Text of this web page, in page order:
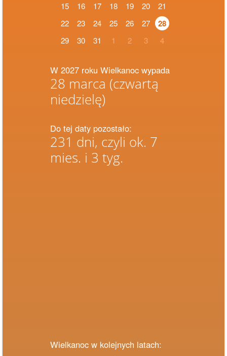
15
16 17 18 19 20
21
22
23 24 25 26 27 28
29 30 31 1 2 3 4
W 2027 roku Wielkanoc wypada
28 marca (czwartą
niedzielę)
Do tej daty pozostało:
231 dni, czyli ok. 7
mies. i 3 tyg.
Wielkanoc w kolejnych latach: